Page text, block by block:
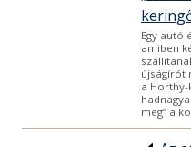
Egy autó
amiben
újságírót
a
meg” a